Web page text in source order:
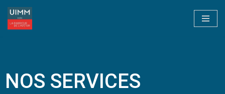
Aller
NOS SERVICES